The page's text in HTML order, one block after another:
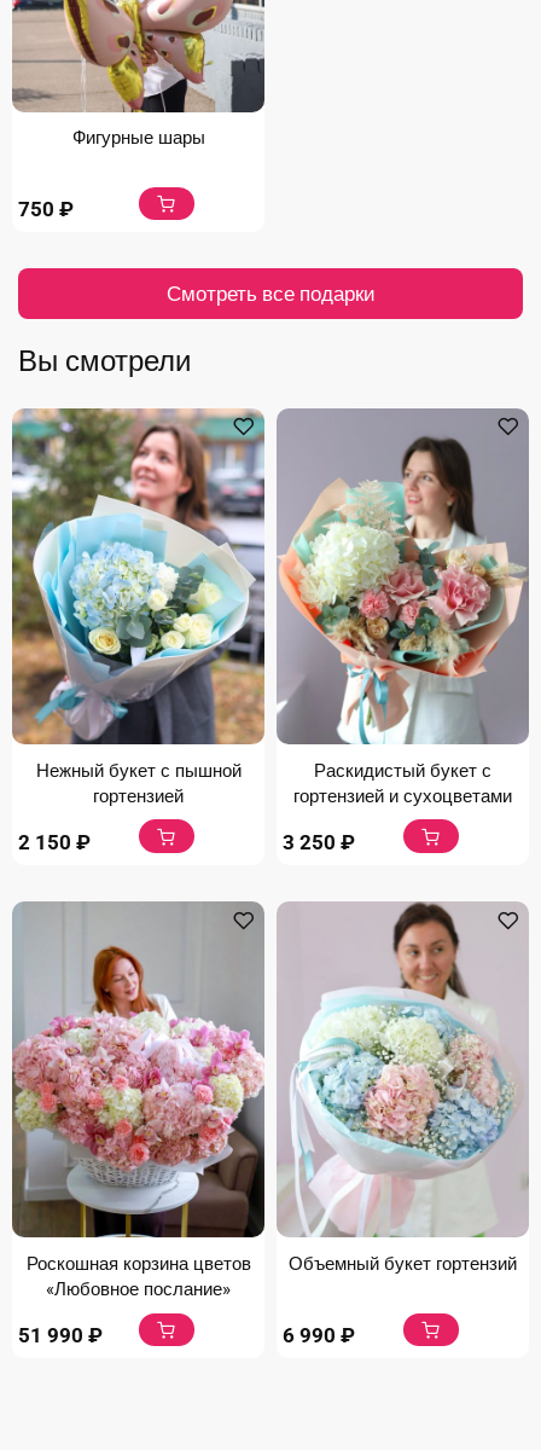
Фигурные шары
750 ₽
Смотреть все подарки
Вы смотрели
Нежный букет с пышной
гортензией
2 150 ₽
Раскидистый букет с
гортензией и сухоцветами
3 250 ₽
Роскошная корзина цветов
«Любовное послание»
51 990 ₽
Объемный букет гортензий
6 990 ₽